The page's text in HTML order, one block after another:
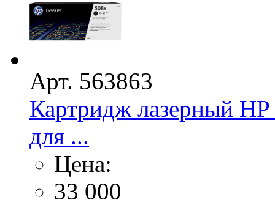
Арт. 563863
Картридж лазерный
для ...
Цена:
33 000